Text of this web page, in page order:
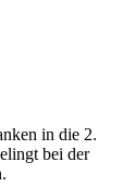
in die 2.
bei der